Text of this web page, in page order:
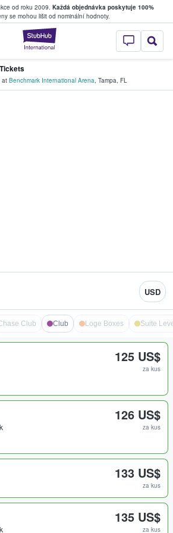
od roku 2009. Každá objednávka poskytuje 100%
se mohou lišit od nominální hodnoty.
StubHub –
a prodávají vstupenky
at Benchmark International Arena, Tampa, FL
USD
Club Club Loge Boxes Suite
125 US$
za kus
126 US$
za kus
133 US$
za kus
135 US$
za kus